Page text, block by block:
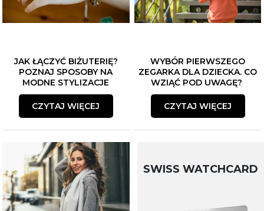
JAK ŁĄCZYĆ BIŻUTERIĘ?
POZNAJ SPOSOBY NA
MODNE STYLIZACJE
CZYTAJ WIĘCEJ
WYBÓR PIERWSZEGO
ZEGARKA DLA DZIECKA. CO
WZIĄĆ POD UWAGĘ?
CZYTAJ WIĘCEJ
SWISS WATCHCARD